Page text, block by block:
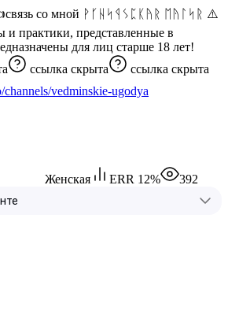
со мной ᚹᚴᚺᛋᛩᛊᛈᛕᚤᚱ ᛖᚤᛚᛋᚱ ⚠️
практики, представленные в
для лиц старше 18 лет!
ссылка скрыта
ссылка скрыта
vedminskie-ugodya
Женская ERR 12% 392